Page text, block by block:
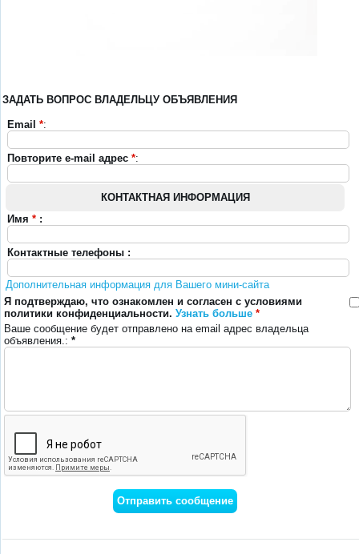
ЗАДАТЬ ВОПРОС ВЛАДЕЛЬЦУ ОБЪЯВЛЕНИЯ
Email *:
Повторите e-mail адрес *:
КОНТАКТНАЯ ИНФОРМАЦИЯ
Имя * :
Контактные телефоны :
Дополнительная информация для Вашего мини-сайта
Я подтверждаю, что ознакомлен и согласен с условиями
политики конфиденциальности. Узнать больше *
Ваше сообщение будет отправлено на email адрес владельца
объявления.: *